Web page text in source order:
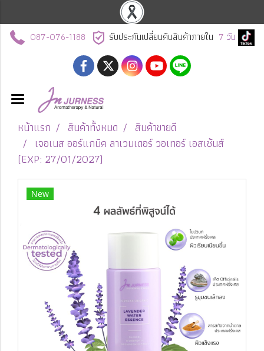
087-076-1188 รับประกันเปลี่ยนคืนสินค้าภายใน 7 วัน
หน้าแรก สินค้าทั้งหมด
สินค้าขายดี
เจอเนส ออร์แกนิค ลาเวนเดอร์ วอเทอร์ เอสเซ้นส์
(EXP: 27/01/2027)
New